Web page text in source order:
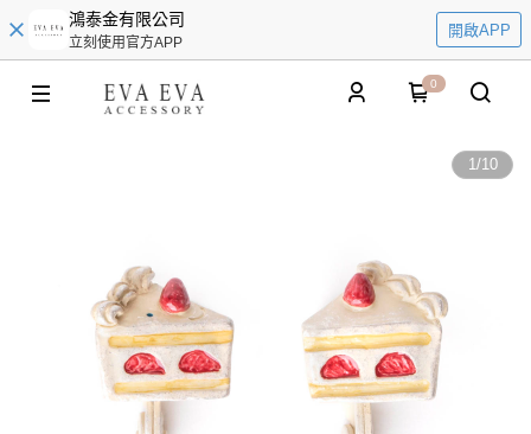
鴻泰金有限公司
立刻使用官方APP
開啟APP
0
1/10